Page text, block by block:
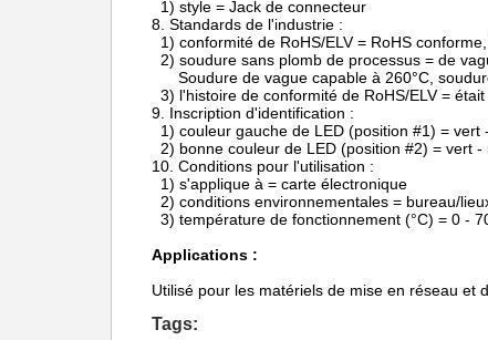
1) style = Jack de connecteur
8. Standards de l'industrie :
1) conformité de RoHS/ELV = RoHS
2) soudure sans plomb de processus = de
Soudure de vague capable à 260°C,
3) l'histoire de conformité de RoHS/ELV =
9. Inscription d'identification :
1) couleur gauche de LED (position #1) = vert
2) bonne couleur de LED (position #2) = vert
10. Conditions pour l'utilisation :
1) s'applique à = carte électronique
2) conditions environnementales = bureau/
3) température de fonctionnement (°C) = 0 -
Applications :
Utilisé pour les matériels de mise en réseau et
Tags: